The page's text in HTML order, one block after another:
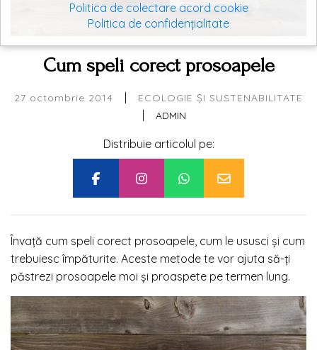
Cum speli corect prosoapele
27 octombrie 2014 ECOLOGIE ȘI SUSTENABILITATE
ADMIN
Distribuie articolul pe:
Învaţă cum speli corect prosoapele, cum le ususci şi cum
trebuiesc împăturite. Aceste metode te vor ajuta să-ţi
păstrezi prosoapele moi şi proaspete pe termen lung.
Politica de colectare acord cookie
Politica de confidențialitate